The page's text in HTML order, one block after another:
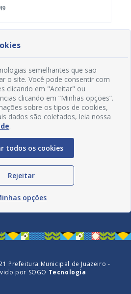
Redes Sociais
Prefeitura Municipal de Juazeiro -
por SOGO Tecnologia
semelhantes que são
o site. Você pode consentir com
clicando em "Aceitar" ou
clicando em “Minhas opções”.
sobre os tipos de cookies,
dados são coletados, leia nossa
.
todos os cookies
Rejeitar
opções